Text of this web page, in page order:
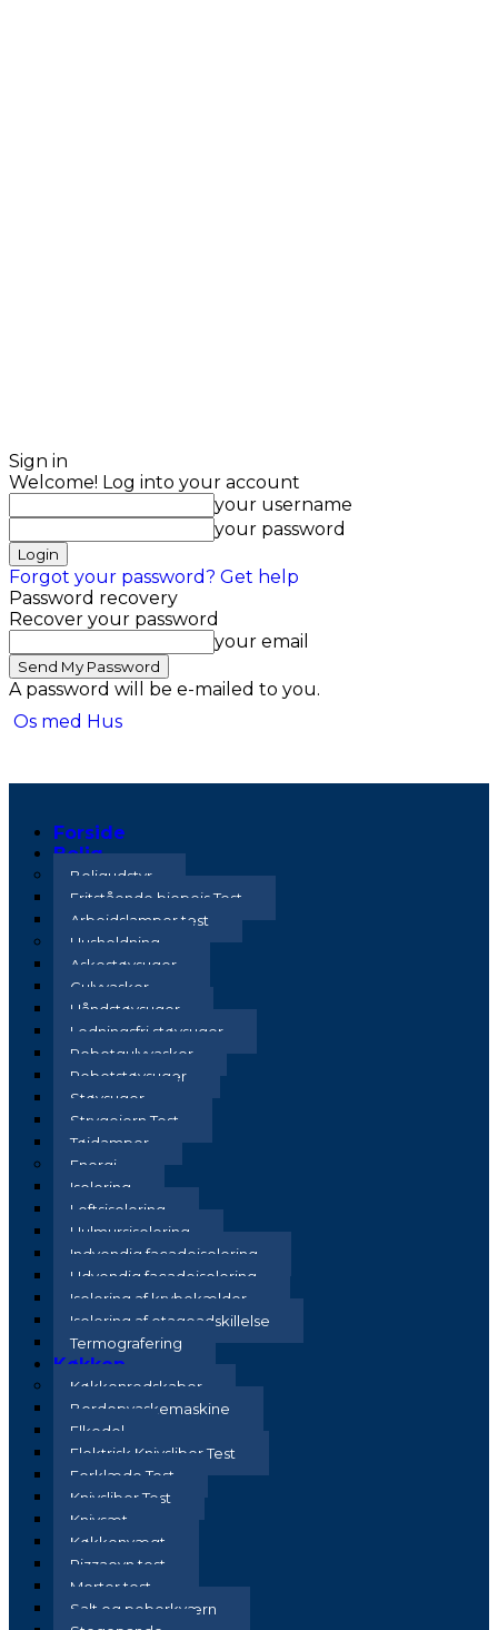
Sign in
Welcome! Log into your account
your username
your password
Forgot your password? Get help
Password recovery
Recover your password
your email
A password will be e-mailed to you.
Os med Hus
Forside
Bolig
Boligudstyr
Fritstående biopejs Test
Arbejdslamper test
Husholdning
Askestøvsuger
Gulvvasker
Håndstøvsuger
Ledningsfri støvsuger
Robotgulvvasker
Robotstøvsuger
Støvsuger
Strygejern Test
Tøjdamper
Energi
Isolering
Loftsisolering
Hulmursisolering
Indvendig facadeisolering
Udvendig facadeisolering
Isolering af krybekælder
Isolering af etageadskillelse
Termografering
Køkken
Køkkenredskaber
Bordopvaskemaskine
Elkedel
Elektrisk Knivsliber Test
Forklæde Test
Knivsliber Test
Knivsæt
Køkkenvægt
Pizzaovn test
Morter test
Salt og peberkværn